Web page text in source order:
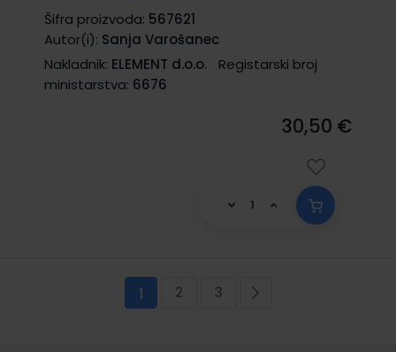
Šifra proizvoda: 567621
Autor(i): Sanja Varošanec
Nakladnik: ELEMENT d.o.o.
Registarski broj
ministarstva: 6676
30,50 €
Stranica
Trenutno pregledavate stranicu
1 Stranica
2 Stranica
3